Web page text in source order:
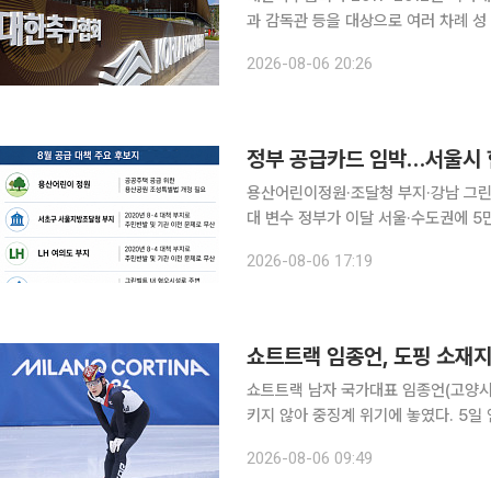
과 감독관 등을 대상으로 여러 차례 성 접대를
서 외국인 심판과 감독관 등 10여 명
2026-08-06 20:26
용산어린이정원·조달청 부지·강남 그
대 변수 정부가 이달 서울·수도권에 5만 가구 이상을 추가 공급하는 내용을 담은 부동산 공급대책을
남권 그린벨트 등이 유력 후보지로 거
2026-08-06 17:19
쇼트트랙 임종언, 도핑 소재
쇼트트랙 남자 국가대표 임종언(고양
키지 않아 중징계 위기에 놓였다. 5일 연합뉴스에 따르면 임종언은 최근 1년 동안 국제검사기구
장소와 거주지 등 소재지 정보를 도핑
2026-08-06 09:49